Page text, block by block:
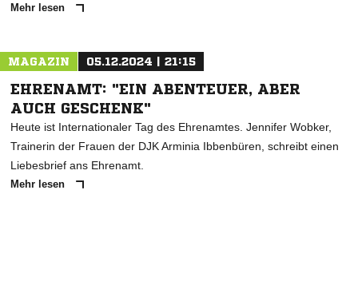
Mehr lesen
MAGAZIN 05.12.2024 | 21:15
EHRENAMT: "EIN ABENTEUER, ABER
AUCH GESCHENK"
Heute ist Internationaler Tag des Ehrenamtes. Jennifer Wobker,
Trainerin der Frauen der DJK Arminia Ibbenbüren, schreibt einen
Liebesbrief ans Ehrenamt.
Mehr lesen